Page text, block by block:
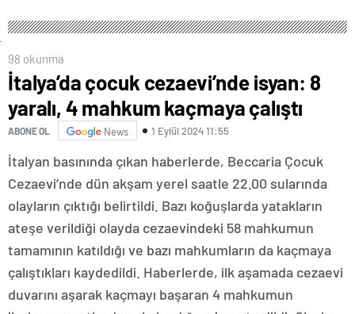
98 okunma
İtalya’da çocuk cezaevi’nde isyan: 8
yaralı, 4 mahkum kaçmaya çalıştı
ABONE OL News 1 Eylül 2024 11:55
İtalyan basınında çıkan haberlerde, Beccaria Çocuk
Cezaevi’nde dün akşam yerel saatle 22.00 sularında
olayların çıktığı belirtildi. Bazı koğuşlarda yatakların
ateşe verildiği olayda cezaevindeki 58 mahkumun
tamamının katıldığı ve bazı mahkumların da kaçmaya
çalıştıkları kaydedildi. Haberlerde, ilk aşamada cezaevi
duvarını aşarak kaçmayı başaran 4 mahkumun